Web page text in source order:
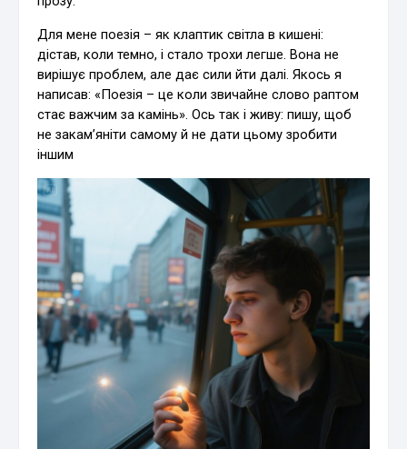
Для мене поезія – як клаптик світла в кишені:
дістав, коли темно, і стало трохи легше. Вона не
вирішує проблем, але дає сили йти далі. Якось я
написав: «Поезія – це коли звичайне слово раптом
стає важчим за камінь». Ось так і живу: пишу, щоб
не закам’яніти самому й не дати цьому зробити
іншим